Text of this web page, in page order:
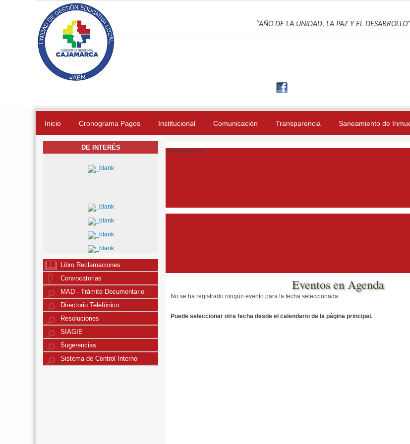
Pasar al contenido principal
“AÑO DE LA UNIDAD, LA PAZ Y EL DESARROLLO”
Inicio Cronograma Pagos Institucional Comunicación Transparencia Saneamiento de
DE INTERÉS
Libro Reclamaciones
Convocatorias
MAD - Trámite Documentario
Directorio Telefónico
Resoluciones
SIAGIE
Sugerencias
Sistema de Control Interno
Transparencia
Eventos en Agenda
No se ha registrado ningún evento para la fecha seleccionada.
Puede seleccionar otra fecha desde el calendario de la página principal.